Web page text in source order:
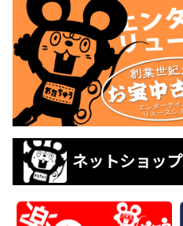
ネットショップ